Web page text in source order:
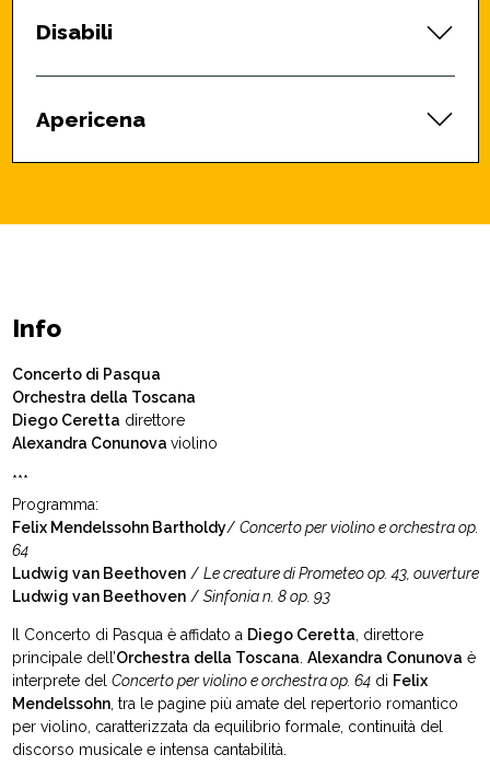
Disabili
Apericena
Info
Concerto di Pasqua
Orchestra della Toscana
Diego Ceretta direttore
Alexandra Conunova violino
***
Programma:
Felix Mendelssohn Bartholdy/ Concerto per violino e orchestra op.
64
Ludwig van Beethoven / Le creature di Prometeo op. 43, ouverture
Ludwig van Beethoven/ Sinfonia n. 8 op. 93
Il Concerto di Pasqua è affidato a Diego Ceretta, direttore
principale dell’Orchestra della Toscana. Alexandra Conunova è
interprete del Concerto per violino e orchestra op. 64di Felix
Mendelssohn, tra le pagine più amate del repertorio romantico
per violino, caratterizzata da equilibrio formale, continuità del
discorso musicale e intensa cantabilità.